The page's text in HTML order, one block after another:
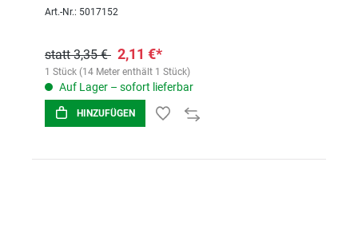
Art.-Nr.: 5017152
statt 3,35 € 2,11 €*
1 Stück (14 Meter enthält 1 Stück)
Auf Lager – sofort lieferbar
HINZUFÜGEN